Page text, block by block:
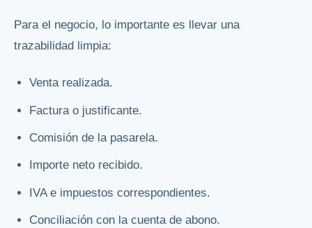
Para el negocio, lo importante es llevar una
trazabilidad limpia:
Venta realizada.
Factura o justificante.
Comisión de la pasarela.
Importe neto recibido.
IVA e impuestos correspondientes.
Conciliación con la cuenta de abono.